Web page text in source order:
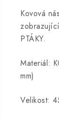
Kovová
PTÁKY.
Materiál:
mm)
Velikost: